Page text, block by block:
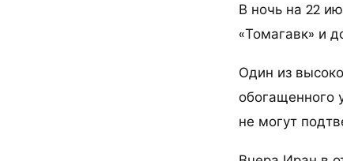
В ночь на 22
«Томагавк» и
Один из
обогащенного
не могут